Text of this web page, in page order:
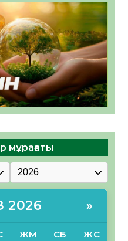
мұрағаты
»
ЖМ СБ ЖС